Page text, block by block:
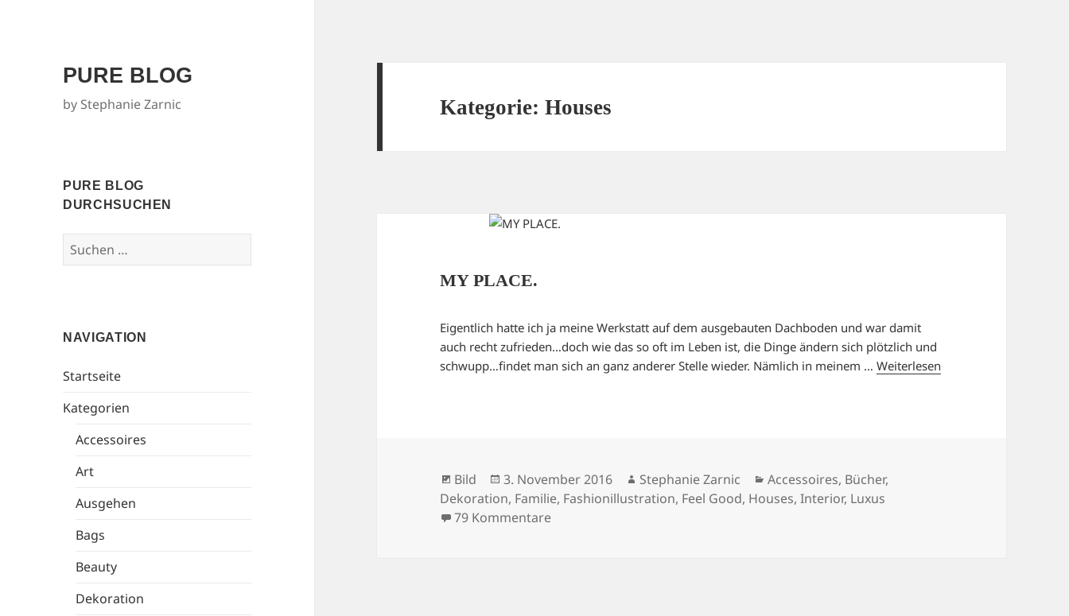
PURE BLOG
by Stephanie Zarnic
PURE BLOG
DURCHSUCHEN
Suchen
nach:
NAVIGATION
Startseite
Kategorien
Accessoires
Art
Ausgehen
Bags
Beauty
Dekoration
Kategorie:Houses
MY PLACE.
Eigentlich hatte ich ja meine Werkstatt auf dem ausgebauten Dachboden und war damit
auch recht zufrieden…doch wie das so oft im Leben ist, die Dinge ändern sich plötzlich und
schwupp…findet man sich an ganz anderer Stelle wieder. Nämlich in meinem …Weiterlesen
Format
Bild
Veröffentlicht
am
3. November 2016 Autor
Stephanie Zarnic Kategorien
Accessoires, Bücher,
Dekoration, Familie, Fashionillustration, Feel Good, Houses,Interior, Luxus
79 Kommentarezu MY PLACE.